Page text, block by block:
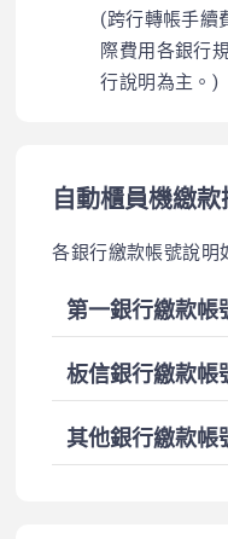
(跨行轉帳手續
際費用各銀行
行說明為主。)
自動櫃員機繳款
各銀行繳款帳號說明
第一銀行繳款帳
板信銀行繳款帳
其他銀行繳款帳